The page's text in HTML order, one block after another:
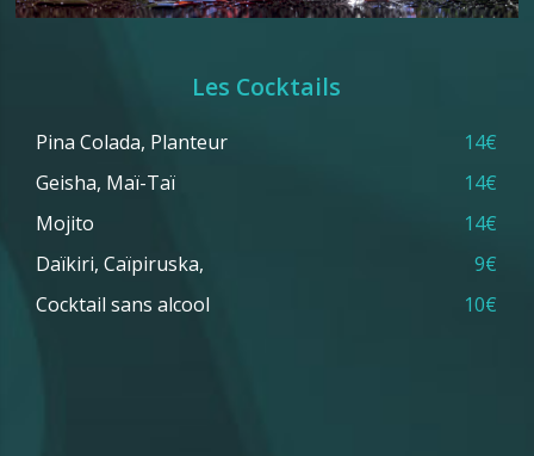
Les Cocktails
Pina Colada, Planteur
14€
Geisha, Maï-Taï
14€
Mojito
14€
Daïkiri, Caïpiruska,
9€
Cocktail sans alcool
10€